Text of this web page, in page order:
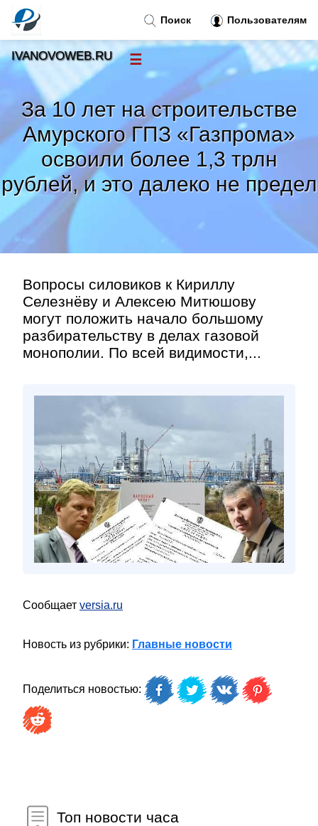
За 10 лет на строительстве
Амурского ГПЗ «Газпрома»
освоили более 1,3 трлн
рублей, и это далеко не предел
Вопросы силовиков к Кириллу
Селезнёву и Алексею Митюшову
могут положить начало большому
разбирательству в делах газовой
монополии. По всей видимости,...
Сообщает versia.ru
Новость из рубрики: Главные новости
Поделиться новостью:
Топ новости часа
Поиск Пользователям
IVANOVOWEB.RU ☰
Тренды новостей »
Рубрики»
Правила »